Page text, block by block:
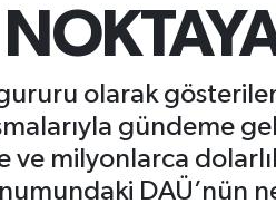
GRAM ALTIN
6518.23
0.39
13.703 0
olarak
gündeme
milyonlarca
DAÜ’nün